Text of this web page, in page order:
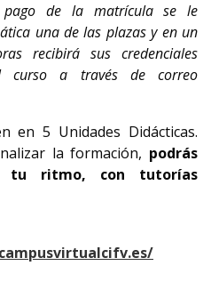
pago de la matrícula se le
una de las plazas y en un
recibirá sus credenciales
curso a través de correo
en 5 Unidades Didácticas.
la formación, podrás
ritmo, con tutorías